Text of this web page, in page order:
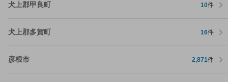
犬上郡甲良町 10件
犬上郡多賀町 16件
彦根市 2,871件